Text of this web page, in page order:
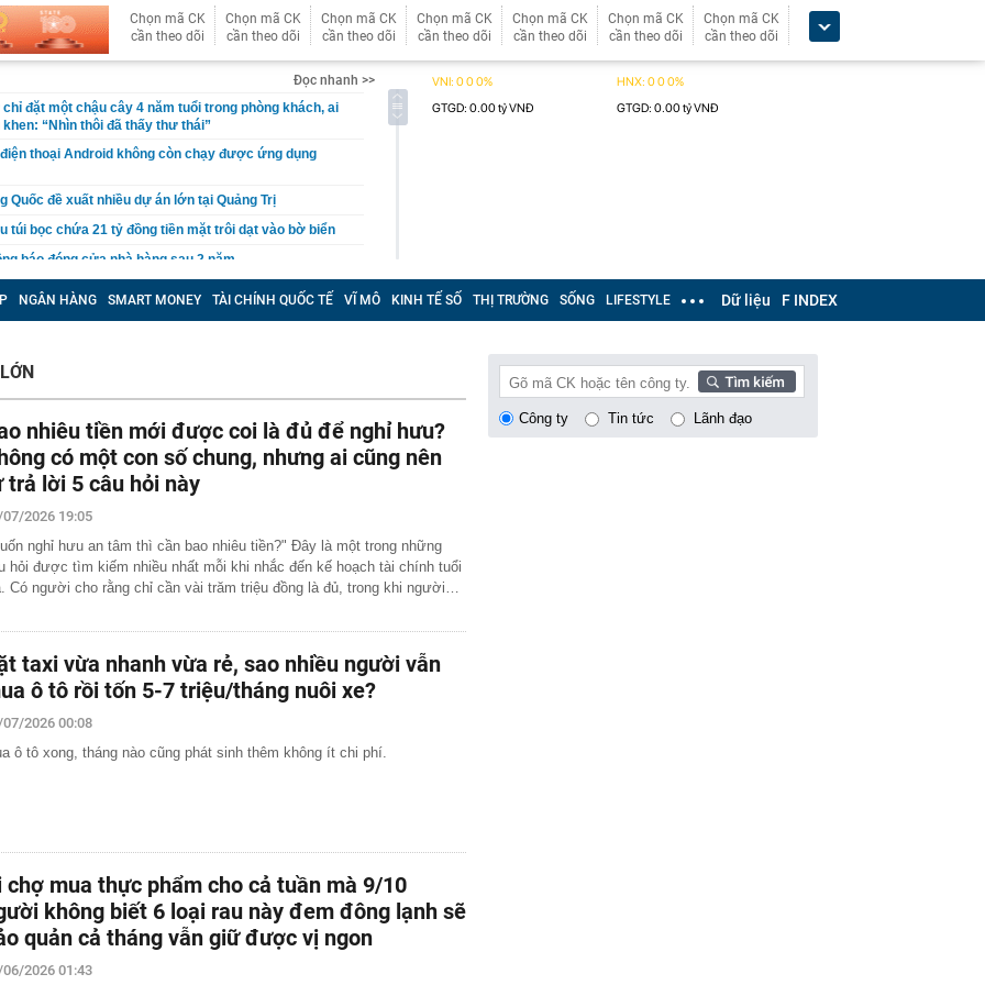
Chọn mã CK
cần theo dõi
Chọn mã CK
cần theo dõi
Chọn mã CK
cần theo dõi
Chọn mã CK
cần theo dõi
Chọn mã CK
cần theo dõi
Chọn mã CK
cần theo dõi
Chọn mã CK
cần theo dõi
Đọc nhanh >>
đặt một chậu cây 4 năm tuổi trong phòng khách, ai
“Nhìn thôi đã thấy thư thái”
thoại Android không còn chạy được ứng dụng
Quốc đề xuất nhiều dự án lớn tại Quảng Trị
túi bọc chứa 21 tỷ đồng tiền mặt trôi dạt vào bờ biển
báo đóng cửa nhà hàng sau 2 năm
Cả đang nghiên cứu đầu tư nhiều dự án với tổng mức
350.000 tỷ đồng
học Bách khoa Hà Nội cao nhất là 29,54
khả năng rung lắc mạnh
Trường thông báo về căn biệt thự 600m2 xây từ 2022
học Bách khoa Hà Nội cao nhất 29,54, đa phần các
sắt Hà Nội - Đồng Đăng hơn 5 tỷ USD
người' chen chúc, ‘thánh địa du lịch’ Campuchia bỗng
gì đang xảy ra?
báo quan trọng liên quan đến sổ đỏ, người dân nên
viện Ngân hàng 2026 cao nhất 26,61
nửa tiếng, hãy kiên trì cùng con làm 3 việc này, 10
biệt giữa con và bạn bè đồng trang lứa sẽ thấy rõ
hạ tầng sạc xe điện trên cao tốc Bắc - Nam?
gáy': Bảo Tín Mạnh Hải, Mi Hồng làm ăn ra sao?
của Meta
NGÂN HÀNG SMART MONEY TÀI CHÍNH QUỐC TẾ VĨ MÔ KINH TẾ SỐ THỊ TRƯỜNG SỐNG LIFESTYLE Dữ liệu F INDEX
nhiêu tiền mới được coi là đủ để nghỉ hưu?
có một con số chung, nhưng ai cũng nên
trả lời 5 câu hỏi này
07/2026 19:05
nghỉ hưu an tâm thì cần bao nhiêu tiền?" Đây là một trong những
hỏi được tìm kiếm nhiều nhất mỗi khi nhắc đến kế hoạch tài chính tuổi
Có người cho rằng chỉ cần vài trăm triệu đồng là đủ, trong khi người…
taxi vừa nhanh vừa rẻ, sao nhiều người vẫn
ô tô rồi tốn 5-7 triệu/tháng nuôi xe?
2026 00:08
ô tô xong, tháng nào cũng phát sinh thêm không ít chi phí.
chợ mua thực phẩm cho cả tuần mà 9/10
không biết 6 loại rau này đem đông lạnh sẽ
quản cả tháng vẫn giữ được vị ngon
2026 01:43
Công ty Tin tức Lãnh đạo